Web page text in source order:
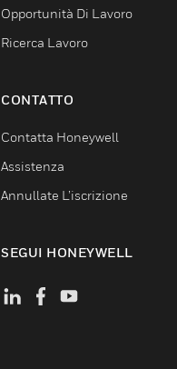
Opportunità Di Lavoro
Ricerca Lavoro
CONTATTO
Contatta Honeywell
Assistenza
Annullate L’iscrizione
SEGUI HONEYWELL